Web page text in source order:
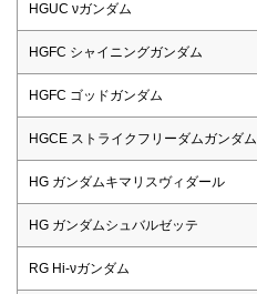
HGUC νガンダム
HGFC シャイニングガンダム
HGFC ゴッドガンダム
HGCE ストライクフリーダムガンダム
HG ガンダムキマリスヴィダール
HG ガンダムシュバルゼッテ
RG Hi-νガンダム